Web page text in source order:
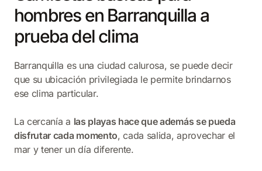
hombres en Barranquilla a
prueba del clima
Barranquilla es una ciudad calurosa, se puede decir
que su ubicación privilegiada le permite brindarnos
ese clima particular.
La cercanía a las playas hace que además se pueda
disfrutar cada momento, cada salida, aprovechar el
mar y tener un día diferente.